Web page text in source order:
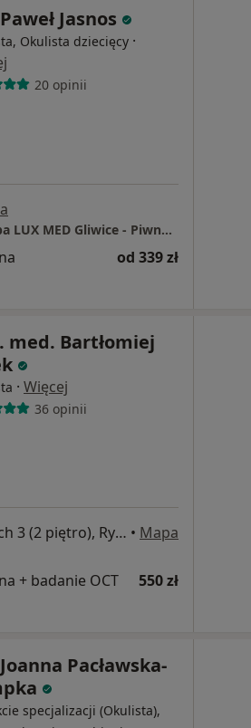
Jasnos
Okulista dziecięcy ·
20 opinii
Centrum Medyczne Grupa LUX MED Gliwice - Piwna 8
od 339 zł
med. Bartłomiej
· Więcej
36 opinii
ul. Powstańców Śląskich 3 (2 piętro), Rybnik • Mapa
+ badanie OCT 550 zł
Pacławska-
specjalizacji (Okulista),